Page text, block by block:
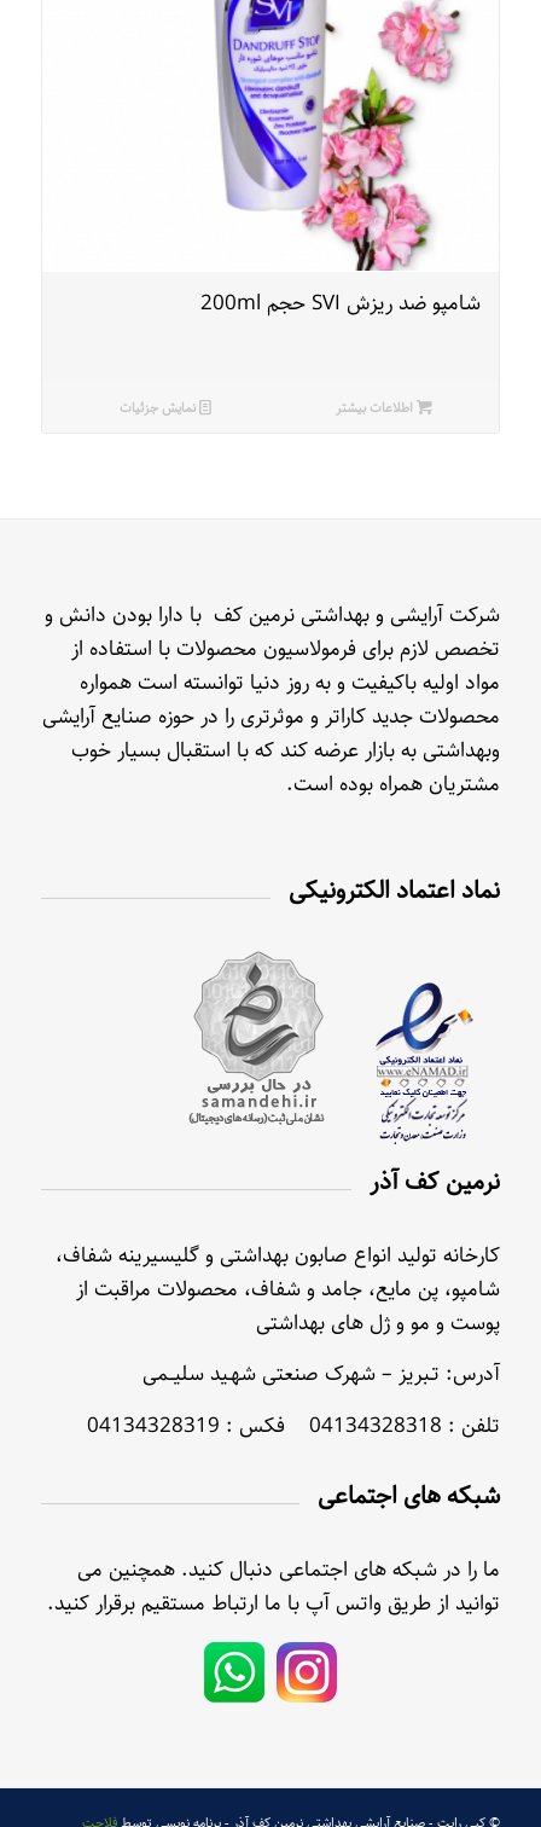
شامپو ضد ریزش SVI حجم 200ml
اطلاعات بیشتر نمایش جزئیات
شرکت آرایشی و بهداشتی نرمین کف با دارا بودن دانش و
تخصص لازم برای فرمولاسیون محصولات با استفاده از
مواد اولیه باکیفیت و به روز دنیا توانسته است همواره
محصولات جدید کاراتر و موثرتری را در حوزه صنایع آرایشی
وبهداشتی به بازار عرضه کند که با استقبال بسیار خوب
مشتریان همراه بوده است.
نماد اعتماد الکترونیکی
نرمین کف آذر
کارخانه تولید انواع صابون بهداشتی و گلیسیرینه شفاف،
شامپو، پن مایع، جامد و شفاف، محصولات مراقبت از
پوست و مو و ژل های بهداشتی
آدرس: تـبریز – شهرک صنعتی شهـید سلیــمی
تلفن : 04134328318 فکس : 04134328319
شبکه های اجتماعی
ما را در شبکه های اجتماعی دنبال کنید. همچنین می
توانید از طریق واتس آپ با ما ارتباط مستقیم برقرار کنید.